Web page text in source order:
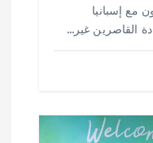
مع إسبانيا
القاصرين غير…